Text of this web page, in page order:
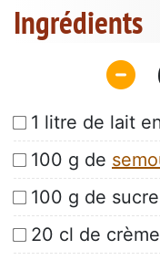
Ingrédients
1 litre de lait
100 g de
100 g de sucre
20 cl de